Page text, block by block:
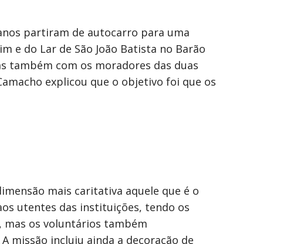
partiram de autocarro para uma
e do Lar de São João Batista no Barão
também com os moradores das duas
explicou que o objetivo foi que os
mais caritativa aquele que é o
utentes das instituições, tendo os
mas os voluntários também
missão incluiu ainda a decoração de